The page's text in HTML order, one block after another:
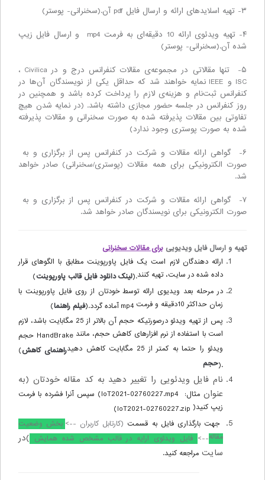
۳- تهیه اسلایدهای ارائه و ارسال فایل pdf آن.(سخنرانی- پوستر)
۴- تهیه ویدئوی ارائه 10 دقیقه‌ای به فرمت mp4 و ارسال فایل زیپ
شده آن.(سخنرانی- پوستر)
۵- تنها مقالاتی در مجموعه‌ی مقالات کنفرانس درج و در Civilica ،
ISC و IEEE نمایه خواهند شد که حداقل یکی از نویسندگان آن‌ها در
کنفرانس ثبت‌نام و هزینه‌ی لازم را پرداخت کرده باشد و همچنین در
روز کنفرانس در جلسه حضور مجازی داشته باشد. (در نمایه شدن هیچ
تفاوتی بین مقالات پذیرفته شده به صورت سخنرانی و مقالات پذیرفته
شده به صورت پوستری وجود ندارد)
۶- گواهی ارائه مقالات و شرکت در کنفرانس پس از برگزاری و به
صورت الکترونیکی برای همه مقالات (پوستری/سخنرانی) صادر خواهد
شد.
۷- گواهی ارائه مقالات و شرکت در کنفرانس پس از برگزاری و به
صورت الکترونیکی برای نویسندگان صادر خواهد شد.
تهیه و ارسال فایل ویدیویی برای مقالات سخنرانی
ارائه دهندگان لازم است یک فایل پاورپوینت مطابق با الگوهای قرار
داده شده در سایت، تهیه کنند (لینک دانلود فایل قالب پاورپوینت).
در مرحله بعد ویدیوی ارائه توسط خودتان از روی فایل پاورپوینت با
زمان حداکثر 10دقیقه و فرمت mp4آماده گردد (فیلم راهنما).
پس از تهیه ویدئو درصورتیکه حجم آن بالاتر از 25 مگابایت باشد، لازم
است با استفاده از نرم افزارهای کاهش حجم، مانند HandBrake حجم
ویدئو را حتما به کمتر از 25 مگابایت کاهش دهید (راهنمای کاهش
حجم).
نام فایل ویدئویی را تغییر دهید به کد مقاله خودتان (به
عنوانمثال: IoT2021-02760227.mp4) سپس آنرا فشرده با فرمت
زیپ کنید( IoT2021-02760227.zip
)
جهت بارگذاری فایل به قسمت (کارتابل کاربران --> بخش وضعیت
مقاله--> فایل ویدئوی ارایه در قالب مشخص شده همایش )در
سایت مراجعه کنید.